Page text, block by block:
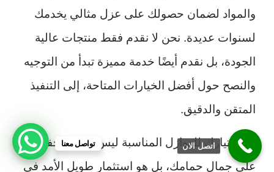
والمواد لضمان حصولك على عزل مثالي يخدمك
لسنوات عديدة. نحن لا نقدم فقط منتجات عالية
الجودة، بل نقدم أيضًا خدمة مميزة تبدأ من التوجيه
والنصح حول أفضل الخيارات المتاحة، إلى التنفيذ
المتقن والدقيق.
إن اختيارك للعوازل المناسبة ليس فقط للحفاظ
على جمال حمامك، بل هو استثمار طويل الأمد في
تواصل معنا اتصل الان